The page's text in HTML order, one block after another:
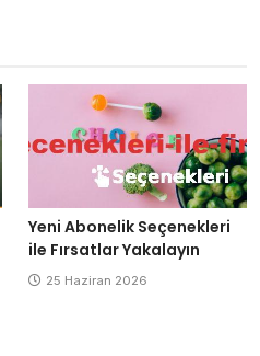
Yeni Abonelik Seçenekleri
ile Fırsatlar Yakalayın
25 Haziran 2026